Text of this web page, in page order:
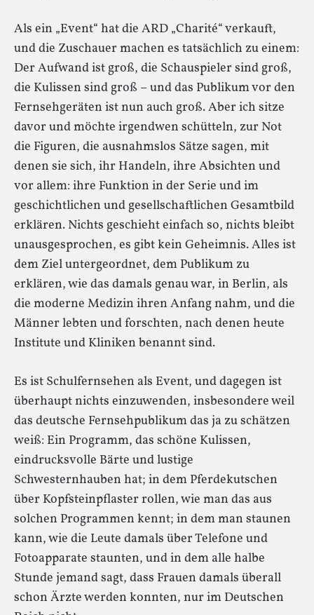
Als ein „Event“ hat die ARD „Charité“ verkauft,
und die Zuschauer machen es tatsächlich zu einem:
Der Aufwand ist groß, die Schauspieler sind groß,
die Kulissen sind groß – und das Publikum vor den
Fernsehgeräten ist nun auch groß. Aber ich sitze
davor und möchte irgendwen schütteln, zur Not
die Figuren, die ausnahmslos Sätze sagen, mit
denen sie sich, ihr Handeln, ihre Absichten und
vor allem: ihre Funktion in der Serie und im
geschichtlichen und gesellschaftlichen Gesamtbild
erklären. Nichts geschieht einfach so, nichts bleibt
unausgesprochen, es gibt kein Geheimnis. Alles ist
dem Ziel untergeordnet, dem Publikum zu
erklären, wie das damals genau war, in Berlin, als
die moderne Medizin ihren Anfang nahm, und die
Männer lebten und forschten, nach denen heute
Institute und Kliniken benannt sind.
Es ist Schulfernsehen als Event, und dagegen ist
überhaupt nichts einzuwenden, insbesondere weil
das deutsche Fernsehpublikum das ja zu schätzen
weiß: Ein Programm, das schöne Kulissen,
eindrucksvolle Bärte und lustige
Schwesternhauben hat; in dem Pferdekutschen
über Kopfsteinpflaster rollen, wie man das aus
solchen Programmen kennt; in dem man staunen
kann, wie die Leute damals über Telefone und
Fotoapparate staunten, und in dem alle halbe
Stunde jemand sagt, dass Frauen damals überall
schon Ärzte werden konnten, nur im Deutschen